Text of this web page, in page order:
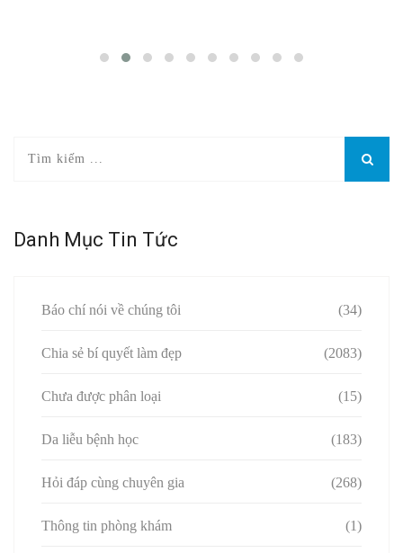
Danh Mục Tin Tức
Báo chí nói về chúng tôi (34)
Chia sẻ bí quyết làm đẹp (2083)
Chưa được phân loại (15)
Da liễu bệnh học (183)
Hỏi đáp cùng chuyên gia (268)
Thông tin phòng khám (1)